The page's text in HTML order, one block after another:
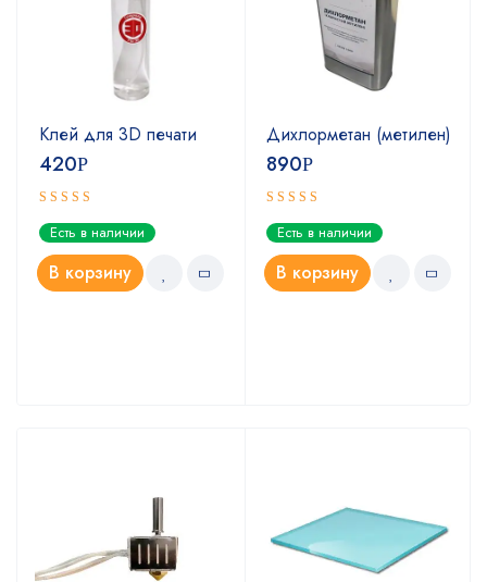
Клей для 3D печати
420Р
Оценка
5.00из 5
Есть в наличии
В корзину
Дихлорметан (метилен)
890Р
Оценка
4.67из 5
Есть в наличии
В корзину